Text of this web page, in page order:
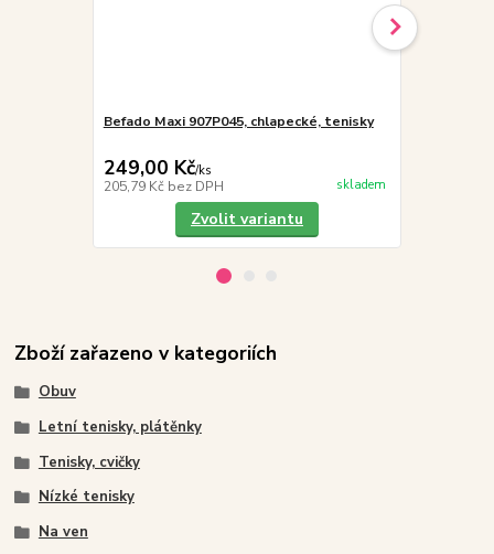
Befado Maxi 907P045, chlapecké, tenisky
249,00 Kč/ks
205,79 Kč bez DPH skladem
Zvolit variantu
Zboží zařazeno v kategoriích
Obuv
Letní tenisky, plátěnky
Tenisky, cvičky
Nízké tenisky
Na ven